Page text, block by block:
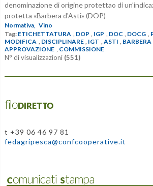
denominazione di origine protettao di
protetta «Barbera d'Asti» (DOP)
Normativa, Vino
Tag: ETICHETTATURA , DOP , IGP , DOC , DOCG ,
MODIFICA , DISCIPLINARE , IGT , ASTI , BARBERA
APPROVAZIONE , COMMISSIONE
N° di visualizzazioni (551)
filoDIRETTO
t +39 06 46 97 81
fedagripesca@confcooperative.it
Comunicati Stampa